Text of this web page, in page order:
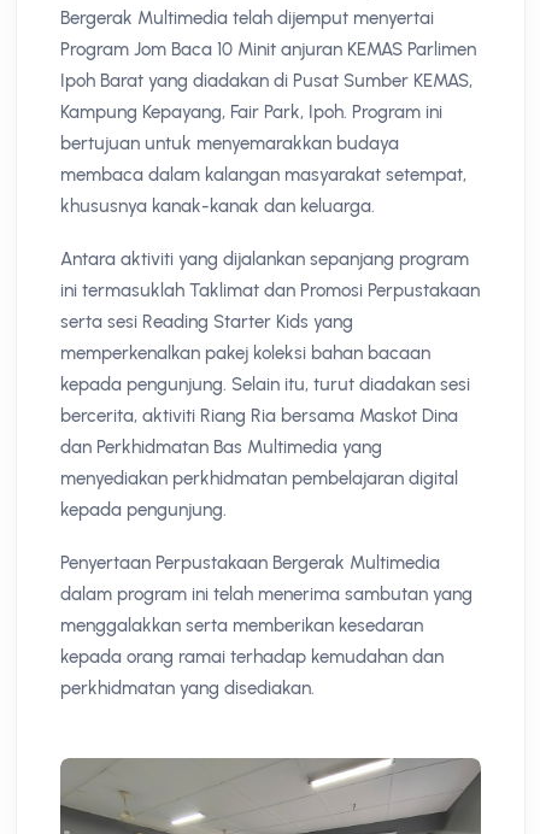
Bergerak Multimedia telah dijemput menyertai
Program Jom Baca 10 Minit anjuran KEMAS Parlimen
Ipoh Barat yang diadakan di Pusat Sumber KEMAS,
Kampung Kepayang, Fair Park, Ipoh. Program ini
bertujuan untuk menyemarakkan budaya
membaca dalam kalangan masyarakat setempat,
khususnya kanak-kanak dan keluarga.
Antara aktiviti yang dijalankan sepanjang program
ini termasuklah Taklimat dan Promosi Perpustakaan
serta sesi Reading Starter Kids yang
memperkenalkan pakej koleksi bahan bacaan
kepada pengunjung. Selain itu, turut diadakan sesi
bercerita, aktiviti Riang Ria bersama Maskot Dina
dan Perkhidmatan Bas Multimedia yang
menyediakan perkhidmatan pembelajaran digital
kepada pengunjung.
Penyertaan Perpustakaan Bergerak Multimedia
dalam program ini telah menerima sambutan yang
menggalakkan serta memberikan kesedaran
kepada orang ramai terhadap kemudahan dan
perkhidmatan yang disediakan.